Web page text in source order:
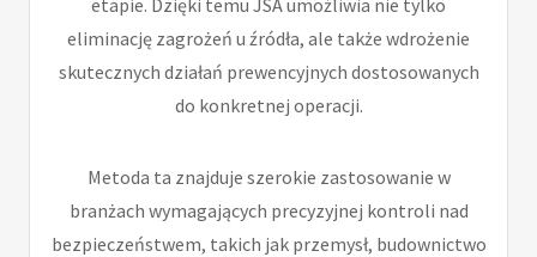
eliminację zagrożeń u źródła, ale także wdrożenie
skutecznych działań prewencyjnych dostosowanych
do konkretnej operacji.
Metoda ta znajduje szerokie zastosowanie w
branżach wymagających precyzyjnej kontroli nad
bezpieczeństwem, takich jak przemysł, budownictwo